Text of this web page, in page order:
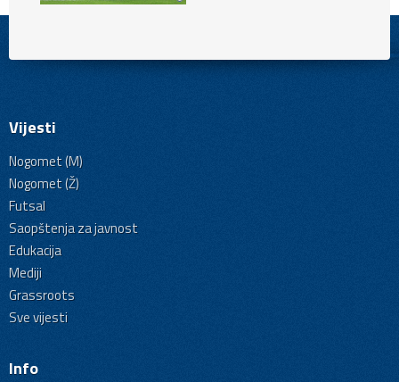
Vijesti
Nogomet (M)
Nogomet (Ž)
Futsal
Saopštenja za javnost
Edukacija
Mediji
Grassroots
Sve vijesti
Info